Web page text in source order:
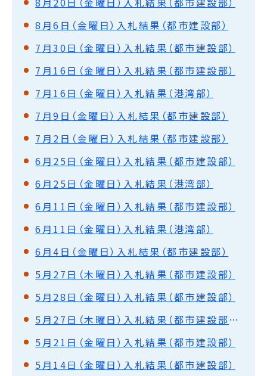
8月6日（金曜日）入札結果（都市建設部）
7月30日（金曜日）入札結果（都市建設部）
7月16日（金曜日）入札結果（都市建設部）
7月16日（金曜日）入札結果（港湾部）
7月9日（金曜日）入札結果（都市建設部）
7月2日（金曜日）入札結果（都市建設部）
6月25日（金曜日）入札結果（都市建設部）
6月25日（金曜日）入札結果（港湾部）
6月11日（金曜日）入札結果（都市建設部）
6月11日（金曜日）入札結果（港湾部）
6月4日（金曜日）入札結果（都市建設部）
5月27日（木曜日）入札結果（都市建設部）
5月28日（金曜日）入札結果（都市建設部）
5月27日（木曜日）入札結果（都市建設部）落札保留
5月21日（金曜日）入札結果（都市建設部）
5月14日（金曜日）入札結果（都市建設部）